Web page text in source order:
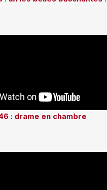
: drame en chambre